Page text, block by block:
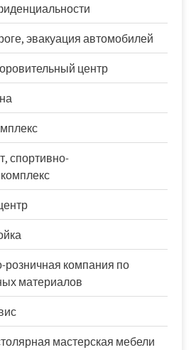
эвакуация автомобилей
центр
спортивно-
розничная компания по
материалов
мастерская мебели